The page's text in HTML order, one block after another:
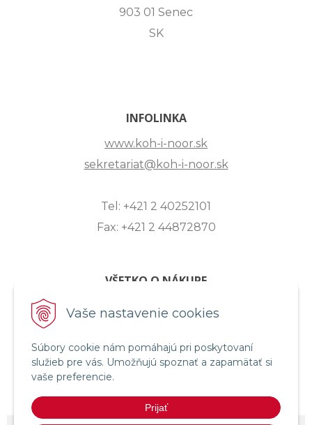
Vaše nastavenie cookies
Súbory cookie nám pomáhajú pri poskytovaní
služieb pre vás. Umožňujú spoznať a zapamätať si
vaše preferencie.
Prijať
903 01 Senec
SK
INFOLINKA
www.koh-i-noor.sk
sekretariat@koh-i-noor.sk
Tel: +421 2 40252101
Fax: +421 2 44872870
VŠETKO O NÁKUPE
ZASLANIE OTÁZKY
OBCHODNÉ PODMIENKY
REKLAMAČNÝ PORIADOK